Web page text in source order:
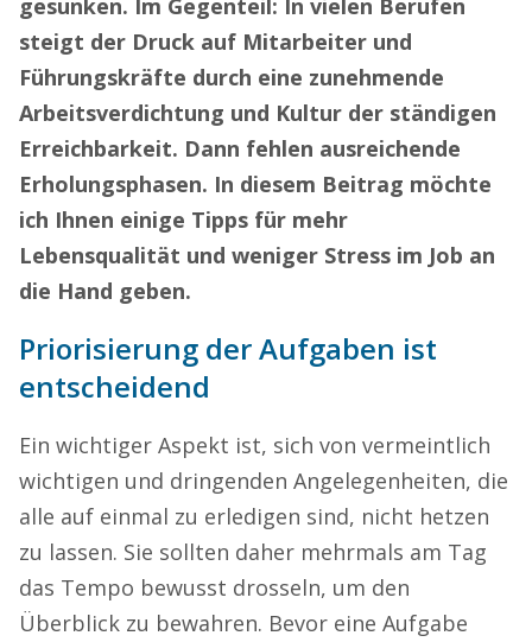
steigt der Druck auf Mitarbeiter und
Führungskräfte durch eine zunehmende
Arbeitsverdichtung und Kultur der ständigen
Erreichbarkeit. Dann fehlen ausreichende
Erholungsphasen. In diesem Beitrag möchte
ich Ihnen einige Tipps für mehr
Lebensqualität und weniger Stress im Job an
die Hand geben.
Priorisierung der Aufgaben ist
entscheidend
Ein wichtiger Aspekt ist, sich von vermeintlich
wichtigen und dringenden Angelegenheiten, die
alle auf einmal zu erledigen sind, nicht hetzen
zu lassen. Sie sollten daher mehrmals am Tag
das Tempo bewusst drosseln, um den
Überblick zu bewahren. Bevor eine Aufgabe